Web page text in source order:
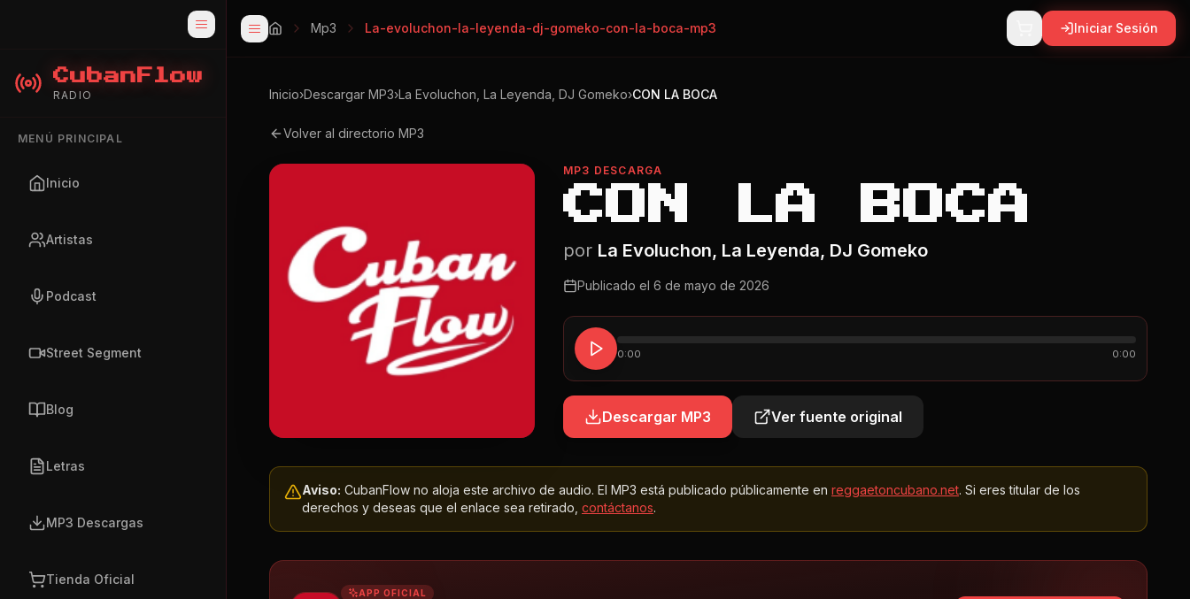
CubanFlow
RADIO
MENÚ PRINCIPAL
Inicio
Artistas
Podcast
Street Segment
Blog
Letras
MP3 Descargas
Tienda Oficial
Mp3 La-evoluchon-la-leyenda-dj-gomeko-con-la-boca-mp3 Iniciar Sesión
Inicio›Descargar MP3›La Evoluchon, La Leyenda, DJ Gomeko›CON LA BOCA
Volver al directorio MP3
MP3 DESCARGA
CON LA BOCA
por La Evoluchon, La Leyenda, DJ Gomeko
Publicado el 6 de mayo de 2026
0:00 0:00
Descargar MP3 Ver fuente original
Aviso: CubanFlow no aloja este archivo de audio. El MP3 está publicado públicamente en reggaetoncubano.net. Si eres titular de los
derechos y deseas que el enlace sea retirado, contáctanos.
APP OFICIAL